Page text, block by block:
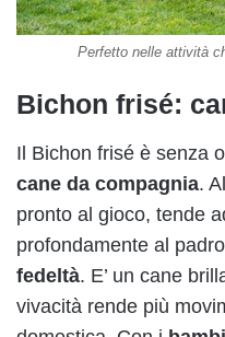
Perfetto nelle attività
Bichon frisé:
Il Bichon frisé è senza
cane da compagnia.
pronto al gioco, tende
profondamente al
fedeltà. E’ un cane
vivacità rende più